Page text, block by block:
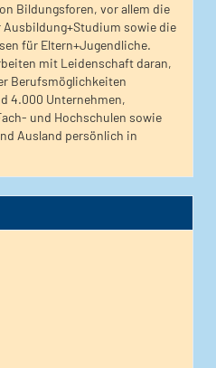
Bildungsforen, vor allem die
sowie die
für Eltern+Jugendliche.
mit Leidenschaft daran,
Berufsmöglichkeiten
4.000 Unternehmen,
und Hochschulen sowie
Ausland persönlich in